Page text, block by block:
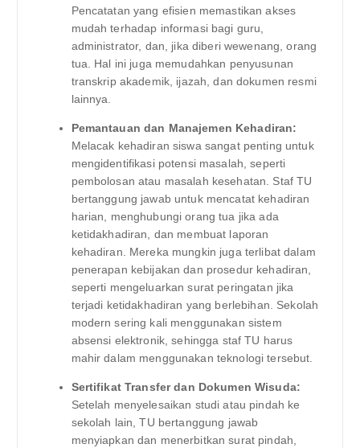
Pencatatan yang efisien memastikan akses
mudah terhadap informasi bagi guru,
administrator, dan, jika diberi wewenang, orang
tua. Hal ini juga memudahkan penyusunan
transkrip akademik, ijazah, dan dokumen resmi
lainnya.
Pemantauan dan Manajemen Kehadiran:
Melacak kehadiran siswa sangat penting untuk
mengidentifikasi potensi masalah, seperti
pembolosan atau masalah kesehatan. Staf TU
bertanggung jawab untuk mencatat kehadiran
harian, menghubungi orang tua jika ada
ketidakhadiran, dan membuat laporan
kehadiran. Mereka mungkin juga terlibat dalam
penerapan kebijakan dan prosedur kehadiran,
seperti mengeluarkan surat peringatan jika
terjadi ketidakhadiran yang berlebihan. Sekolah
modern sering kali menggunakan sistem
absensi elektronik, sehingga staf TU harus
mahir dalam menggunakan teknologi tersebut.
Sertifikat Transfer dan Dokumen Wisuda:
Setelah menyelesaikan studi atau pindah ke
sekolah lain, TU bertanggung jawab
menyiapkan dan menerbitkan surat pindah,